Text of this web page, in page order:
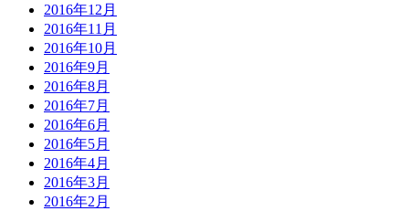
2016年12月
2016年11月
2016年10月
2016年9月
2016年8月
2016年7月
2016年6月
2016年5月
2016年4月
2016年3月
2016年2月